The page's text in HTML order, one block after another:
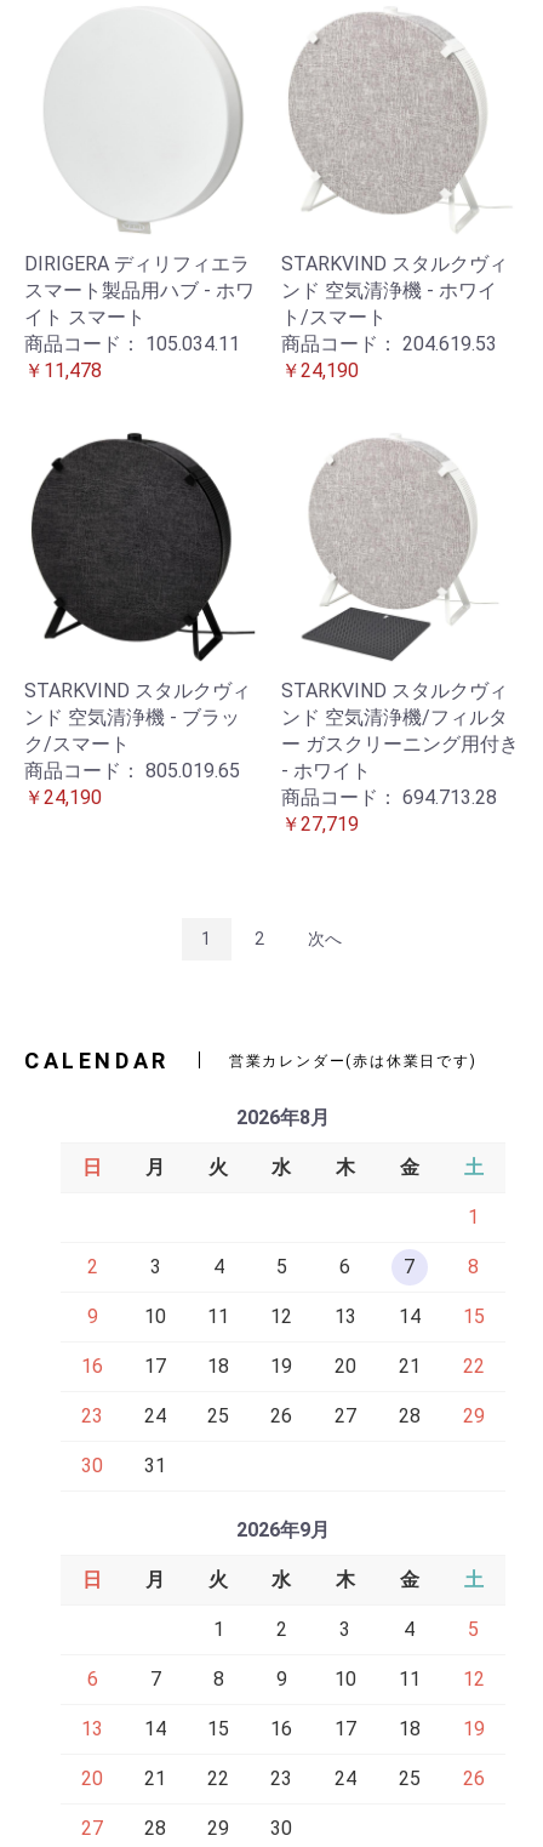
DIRIGERA ディリフィエラ
スマート製品用ハブ - ホワ
イト スマート
商品コード： 105.034.11
￥11,478
STARKVIND スタルクヴィ
ンド 空気清浄機 - ホワイ
ト/スマート
商品コード： 204.619.53
￥24,190
STARKVIND スタルクヴィ
ンド 空気清浄機 - ブラッ
ク/スマート
商品コード： 805.019.65
￥24,190
STARKVIND スタルクヴィ
ンド 空気清浄機/フィルタ
ー ガスクリーニング用付き
- ホワイト
商品コード： 694.713.28
￥27,719
1 2 次へ
CALENDAR 営業カレンダー(赤は休業日です)
2026年8月
日 月 火 水 木 金 土
1
2 3 4 5 6 7 8
9 10 11 12 13 14 15
16 17 18 19 20 21 22
23 24 25 26 27 28 29
30 31
2026年9月
日 月 火 水 木 金 土
1 2 3 4 5
6 7 8 9 10 11 12
13 14 15 16 17 18 19
20 21 22 23 24 25 26
27 28 29 30